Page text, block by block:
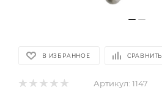
В ИЗБРАННОЕ СРАВНИТЬ
Артикул: 1147